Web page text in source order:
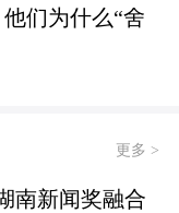
们为什么“舍
更多 >
南新闻奖融合